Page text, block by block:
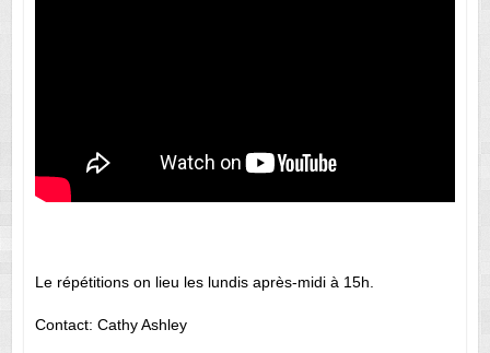
Le répétitions on lieu les lundis après-midi à 15h.
Contact: Cathy Ashley